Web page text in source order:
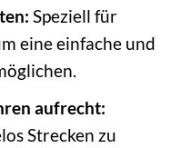
Speziell für
eine einfache und
aufrecht:
Strecken zu